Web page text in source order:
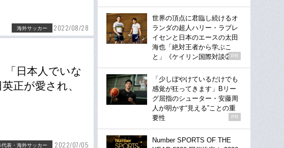
海外サッカー 2022/08/28
「日本人でいな
正が愛され、
表・海外サッカー 2022/07/05
世界の頂点に君臨し続けるオ
ランダの超人ハリー・ラブレ
イセンと日本のエースの太田
海也「絶対王者から学ぶこ
と」《ケイリン国際対談②》
PR
「少しぼやけているだけでも
感覚が狂ってきます」Bリー
グ屈指のシューター・安藤周
人が明かす“見える”ことの重
要性
PR
Number SPORTS OF THE